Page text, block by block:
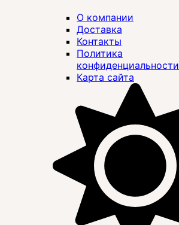
О компании
Доставка
Контакты
Политика
конфиденциальности
Карта сайта